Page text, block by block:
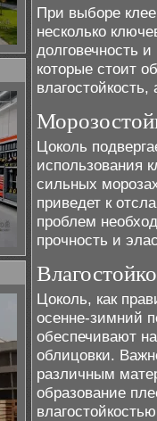
При выборе
несколько
долговечность
которые стоит
Цоколь
использования
сильных
приведет к
проблем
прочность и
Цоколь, как
осенне-зимний
обеспечивают
облицовки.
различным
образование